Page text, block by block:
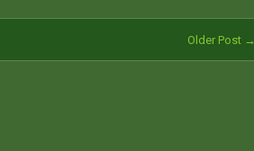
Older Post →